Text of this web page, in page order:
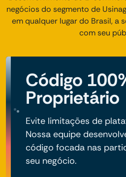
negócios do segmento de
em qualquer lugar do Brasil, a
com seu
Código
Proprietário
Evite limitações de
Nossa equipe
código focada nas
seu negócio.